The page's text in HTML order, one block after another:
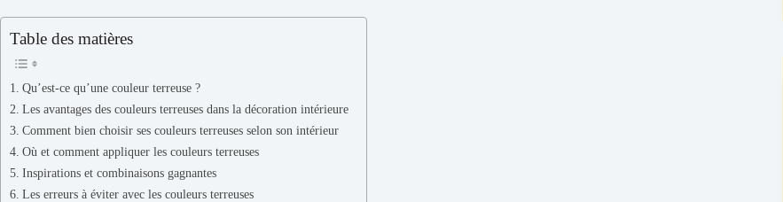
Table des matières
Qu’est-ce qu’une couleur terreuse ?
Les avantages des couleurs terreuses dans la décoration intérieure
Comment bien choisir ses couleurs terreuses selon son intérieur
Où et comment appliquer les couleurs terreuses
Inspirations et combinaisons gagnantes
Les erreurs à éviter avec les couleurs terreuses